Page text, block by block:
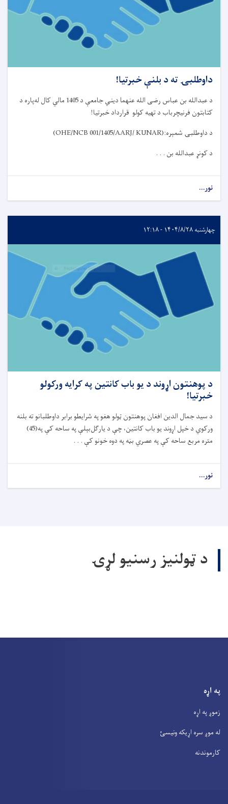
داوطلبۍ ته د بلنې خبرتیا!
د عبدالله بن عباس رضی الله عنهما دیني جامعې د 1405 مالي کال له‌پاره د
کتابتون فرنیچرباب د تهیه کولو قرارداد خبرتیا!
د داوطلبۍ شمېره:
(OHE/NCB 001/1405/AARJ/ KUNAR)
د کونړ عبدالله بن . . .
نور...
چهارشنبه ۱۴۰۴/۸/۲۸ - ۱۲:۱۸
د پوهنتون اړوند د یو باب کانتین په کرايه ورکولو
خبرتيا!
د سید جمال الدین افغان پوهنتون ټولو هغو په شرایطو برابر داوطلبانو ته بلنه
ورکوي د خپل اړوند یو باب کانتین، چې د یارگل‌بېلې په ساحه کې په(45)
متره مربع ساحه کې په عصري بڼه په دوه خونو کې . . .
نور...
د ټولنیز رسنیو لړۍ
په اړه
زموږ په اړه
له موږ سره اړیکه ونیسئ
کارموندنه